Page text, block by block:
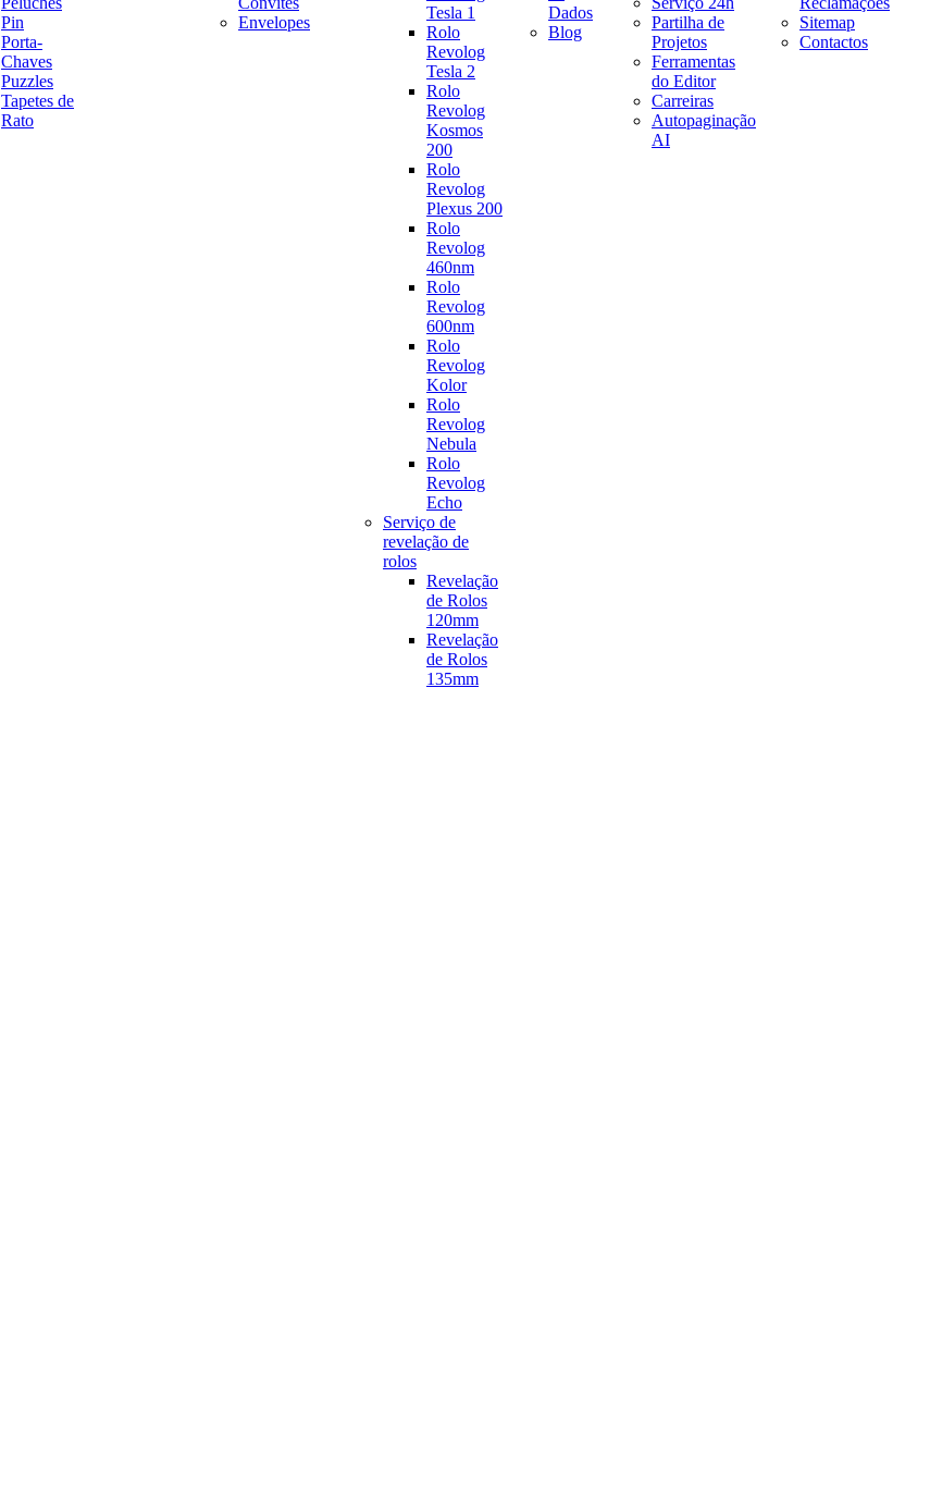
Pin
Porta-
Chaves
Puzzles
Tapetes de
Rato
Envelopes
Tesla 1
Rolo
Revolog
Tesla 2
Rolo
Revolog
Kosmos
200
Rolo
Revolog
Plexus 200
Rolo
Revolog
460nm
Rolo
Revolog
600nm
Rolo
Revolog
Kolor
Rolo
Revolog
Nebula
Rolo
Revolog
Echo
Serviço de
revelação de
rolos
Revelação
de Rolos
120mm
Revelação
de Rolos
135mm
Dados
Blog
Partilha de
Projetos
Ferramentas
do Editor
Carreiras
Autopaginação
AI
Sitemap
Contactos